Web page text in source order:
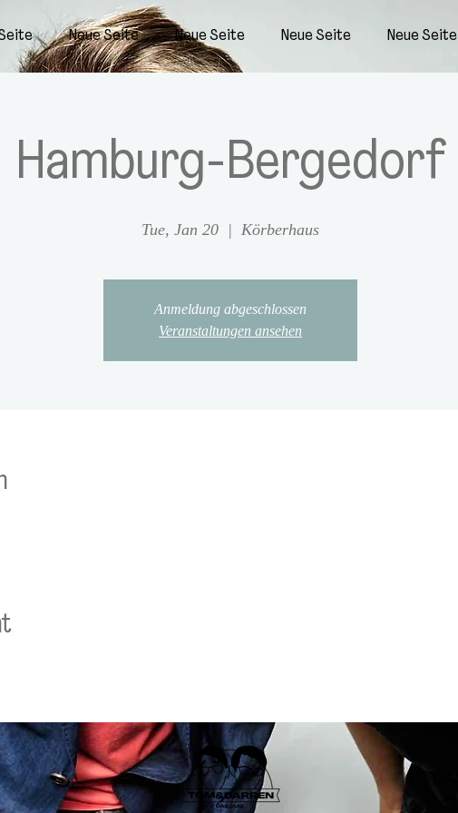
Neue Seite Neue Seite Neue Seite Neue Seite
Hamburg-Bergedorf
Tue, Jan 20
  |
Körberhaus
Anmeldung abgeschlossen
Veranstaltungen ansehen